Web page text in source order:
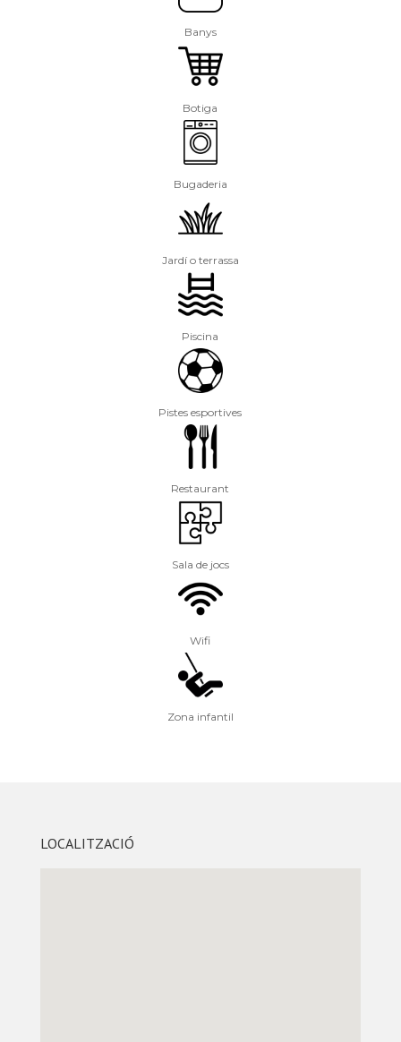
Banys
Botiga
Bugaderia
Jardí o terrassa
Piscina
Pistes esportives
Restaurant
Sala de jocs
Wifi
Zona infantil
LOCALITZACIÓ